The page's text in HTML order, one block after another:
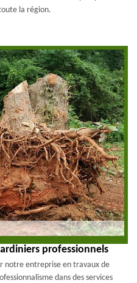
la région.
professionnels
notre entreprise en travaux de
dans des services